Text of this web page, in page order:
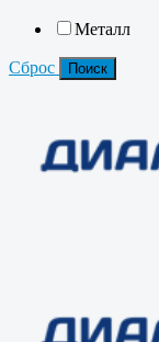
Металл
Сброс